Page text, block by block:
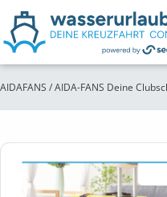
AIDAFANS / AIDA-FANS Deine